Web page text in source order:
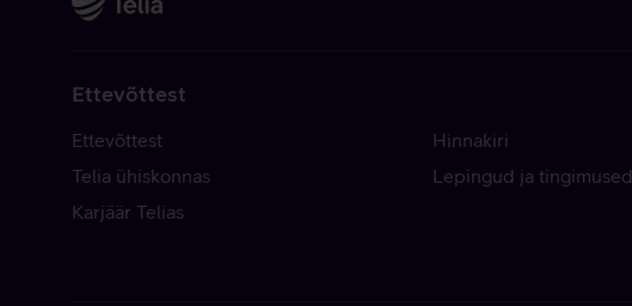
Ettevõttest
Ettevõttest
Telia ühiskonnas
Karjäär Telias
Hinnakiri
Lepingud ja tingimused